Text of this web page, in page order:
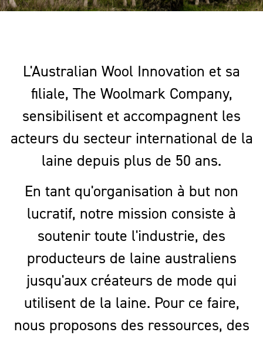
L'Australian Wool Innovation et sa
filiale, The Woolmark Company,
sensibilisent et accompagnent les
acteurs du secteur international de la
laine depuis plus de 50 ans.
En tant qu'organisation à but non
lucratif, notre mission consiste à
soutenir toute l'industrie, des
producteurs de laine australiens
jusqu'aux créateurs de mode qui
utilisent de la laine. Pour ce faire,
nous proposons des ressources, des